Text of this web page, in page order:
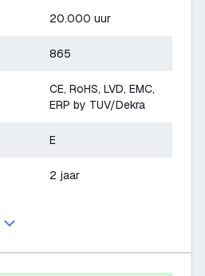
20.000 uur
865
CE, RoHS, LVD, EMC,
ERP by TUV/Dekra
E
2 jaar